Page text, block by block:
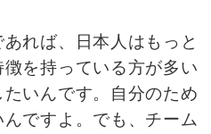
あれば、日本人はもっと
を持っている方が多い
いんです。自分のため
ですよ。でも、チーム